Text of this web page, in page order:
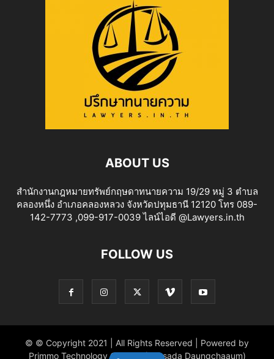
ABOUT US
สำนักงานกฎหมายทรัพย์กฤษดาทนายความ 19/29 หมู่ 3 ตำบล
คลองหนึ่ง อำเภอคลองหลวง จังหวัดปทุมธานี 12120 โทร 089-
142-7773 ,099-917-0039 ไลน์ไอดี @Lawyers.in.th
FOLLOW US
© © Copyright 2021 | All Rights Reserved | Powered by
Primmo Technology Co.,Ltd. (Khitsada Daungchaaum)